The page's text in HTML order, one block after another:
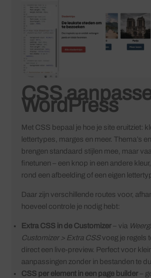
CSS
WordPress
Met CSS bepaal je hoe je site eruitziet:
lettertypes, marges en meer. Thema’s
brengen standaard stijlen mee, maar
finetunen – een knop in een andere
rond een afbeelding of een eigen
Daar zijn verschillende routes voor,
hoeveel controle je nodig hebt:
Extra CSS in de Customizer – via
Customizer > Extra CSSvoeg je regels
direct een live-preview. Perfect voor
aanpassingen zonder in bestanden te
CSS per element in een page builder –